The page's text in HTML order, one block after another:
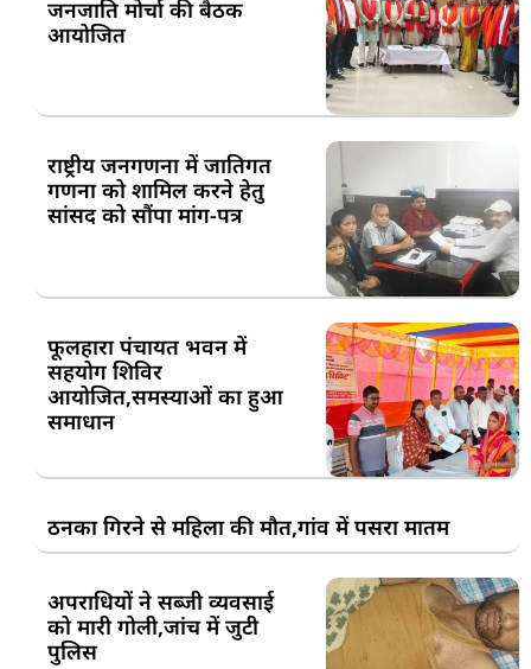
जनजाति मोर्चा की बैठक
आयोजित
राष्ट्रीय जनगणना में जातिगत
गणना को शामिल करने हेतु
सांसद को सौंपा मांग-पत्र
फूलहारा पंचायत भवन में
सहयोग शिविर
आयोजित,समस्याओं का हुआ
समाधान
ठनका गिरने से महिला की मौत,गांव में पसरा मातम
अपराधियों ने सब्जी व्यवसाई
को मारी गोली,जांच में जुटी
पुलिस